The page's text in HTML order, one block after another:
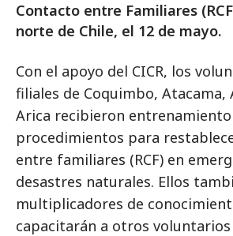
Contacto entre Familiares
norte de Chile, el 12 de mayo.
Con el apoyo del CICR, los
filiales de Coquimbo,
Arica recibieron
procedimientos para
entre familiares (RCF) en
desastres naturales. Ellos
multiplicadores de
capacitarán a otros